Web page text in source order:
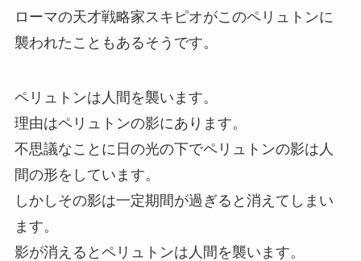
ローマの天才戦略家スキピオがこのペリュトンに
襲われたこともあるそうです。
ペリュトンは人間を襲います。
理由はペリュトンの影にあります。
不思議なことに日の光の下でペリュトンの影は人
間の形をしています。
しかしその影は一定期間が過ぎると消えてしまい
ます。
影が消えるとペリュトンは人間を襲います。